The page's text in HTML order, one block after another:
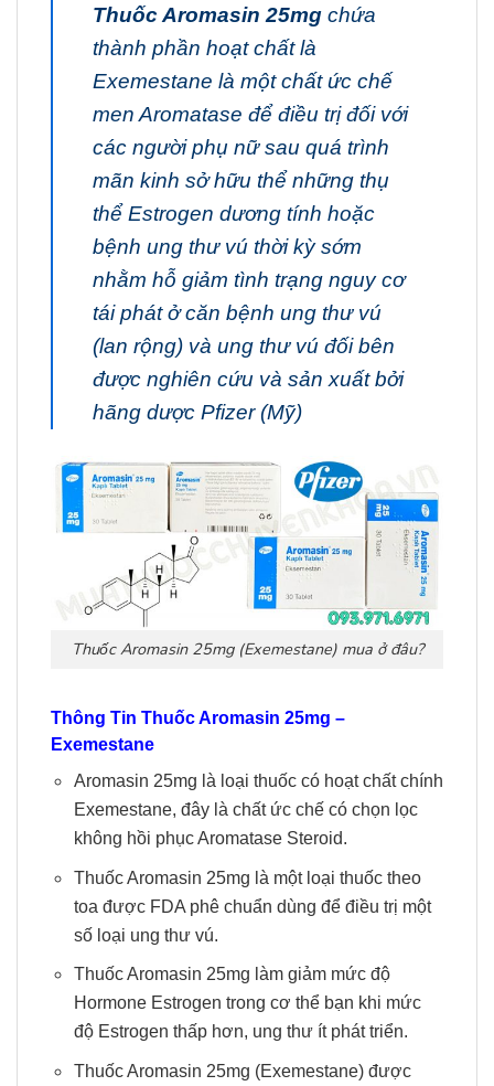
Thuốc Aromasin 25mg chứa
thành phần hoạt chất là
Exemestane là một chất ức chế
men Aromatase để điều trị đối với
các người phụ nữ sau quá trình
mãn kinh sở hữu thể những thụ
thể Estrogen dương tính hoặc
bệnh ung thư vú thời kỳ sớm
nhằm hỗ giảm tình trạng nguy cơ
tái phát ở căn bệnh ung thư vú
(lan rộng) và ung thư vú đối bên
được nghiên cứu và sản xuất bởi
hãng dược Pfizer (Mỹ)
Thuốc Aromasin 25mg (Exemestane) mua ở đâu?
Thông Tin ThuốcAromasin 25mg –
Exemestane
Aromasin 25mg là loại thuốc có hoạt chất chính
Exemestane, đây là chất ức chế có chọn lọc
không hồi phục Aromatase Steroid.
Thuốc Aromasin 25mg là một loại thuốc theo
toa được FDA phê chuẩn dùng để điều trị một
số loại ung thư vú.
Thuốc Aromasin 25mg làm giảm mức độ
Hormone Estrogen trong cơ thể bạn khi mức
độ Estrogen thấp hơn, ung thư ít phát triển.
Thuốc Aromasin 25mg (Exemestane) được